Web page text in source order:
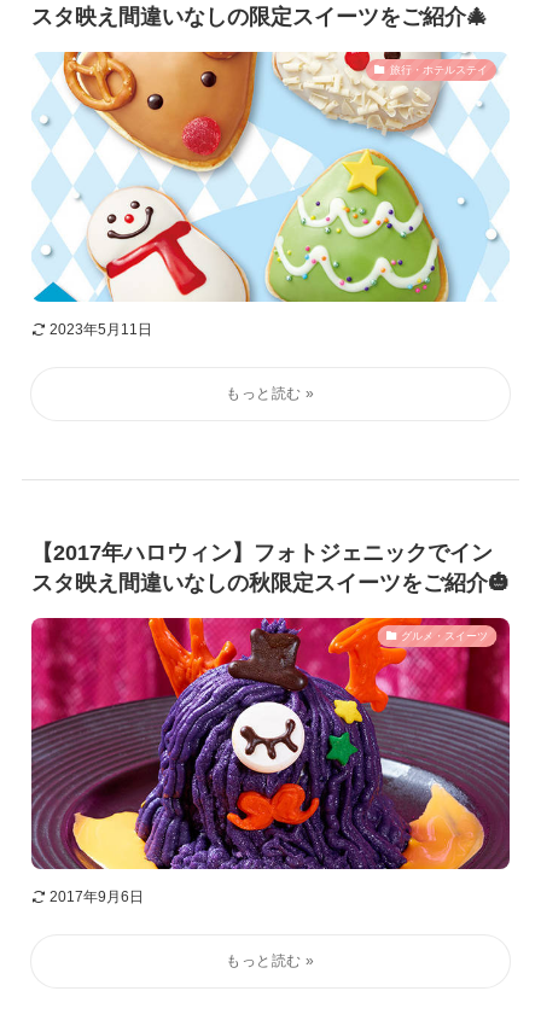
スタ映え間違いなしの限定スイーツをご紹介🎄
旅行・ホテルステイ
2023年5月11日
【2017年ハロウィン】フォトジェニックでイン
スタ映え間違いなしの秋限定スイーツをご紹介🎃
グルメ・スイーツ
2017年9月6日